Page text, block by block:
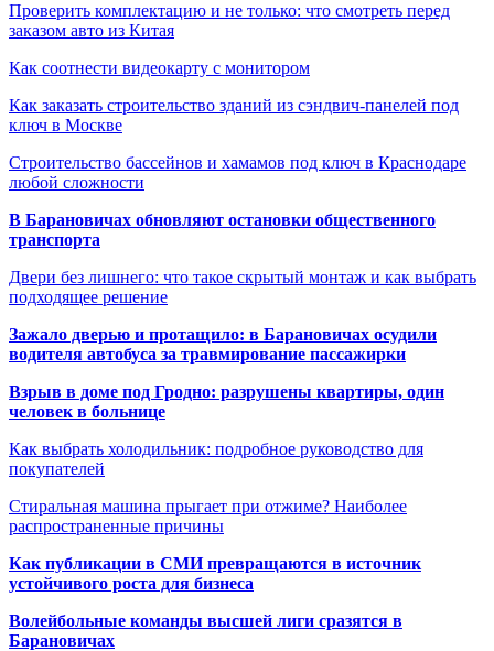
Проверить комплектацию и не только: что смотреть перед
заказом авто из Китая
Как соотнести видеокарту с монитором
Как заказать строительство зданий из сэндвич-панелей под
ключ в Москве
Строительство бассейнов и хамамов под ключ в Краснодаре
любой сложности
В Барановичах обновляют остановки общественного
транспорта
Двери без лишнего: что такое скрытый монтаж и как выбрать
подходящее решение
Зажало дверью и протащило: в Барановичах осудили
водителя автобуса за травмирование пассажирки
Взрыв в доме под Гродно: разрушены квартиры, один
человек в больнице
Как выбрать холодильник: подробное руководство для
покупателей
Стиральная машина прыгает при отжиме? Наиболее
распространенные причины
Как публикации в СМИ превращаются в источник
устойчивого роста для бизнеса
Волейбольные команды высшей лиги сразятся в
Барановичах